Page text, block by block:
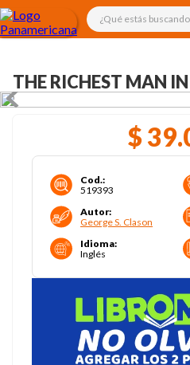
¿Qué estás
THE RICHEST MAN
$ 39.
Cod.:
519393
Autor:
George S. Clason
Idioma:
Inglés